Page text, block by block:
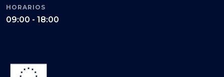
HORARIOS
09:00 - 18:00